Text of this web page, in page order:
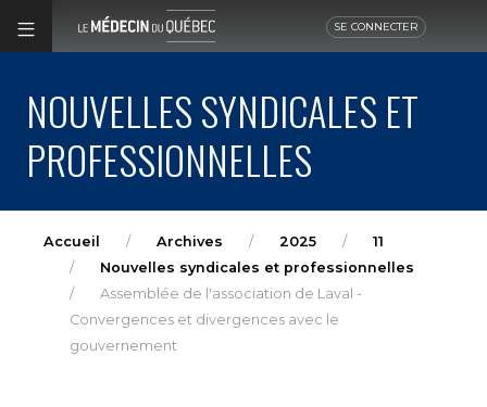
SE CONNECTER
NOUVELLES SYNDICALES ET
PROFESSIONNELLES
Accueil Archives 2025
11
Nouvelles syndicales et professionnelles
Assemblée de l'association de Laval -
Convergences et divergences avec le
gouvernement